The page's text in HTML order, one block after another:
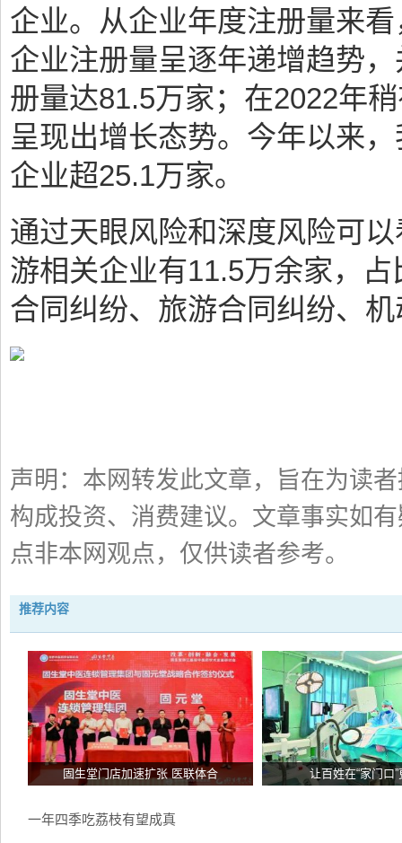
企业。从企业年度注册量来
企业注册量呈逐年递增趋势
册量达81.5万家；在2022年
呈现出增长态势。今年以来
企业超25.1万家。
通过天眼风险和深度风险可
游相关企业有11.5万余家，
合同纠纷、旅游合同纠纷、
声明：本网转发此文章，旨在为读
构成投资、消费建议。文章事实如
点非本网观点，仅供读者参考。
推荐内容
固生堂门店加速扩张 医联体合 让百姓在“家门口”
一年四季吃荔枝有望成真